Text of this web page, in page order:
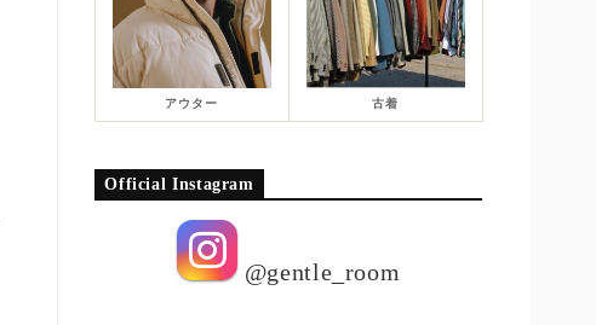
アウター 古着
Official Instagram
@gentle_room